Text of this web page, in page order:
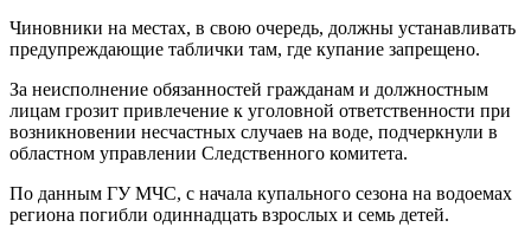
Чиновники на местах, в свою очередь, должны устанавливать
предупреждающие таблички там, где купание запрещено.
За неисполнение обязанностей гражданам и должностным
лицам грозит привлечение к уголовной ответственности при
возникновении несчастных случаев на воде, подчеркнули в
областном управлении Следственного комитета.
По данным ГУ МЧС, с начала купального сезона на водоемах
региона погибли одиннадцать взрослых и семь детей.